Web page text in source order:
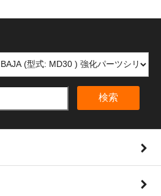
検索